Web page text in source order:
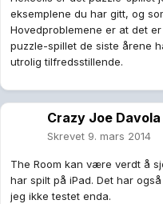
eksemplene du har gitt, og
Hovedproblemene er at det
puzzle-spillet de siste årene
utrolig tilfredsstillende.
Crazy Joe Davola
Skrevet 9. mars 2014
The Room kan være verdt å
har spilt på iPad. Det har
jeg ikke testet enda.